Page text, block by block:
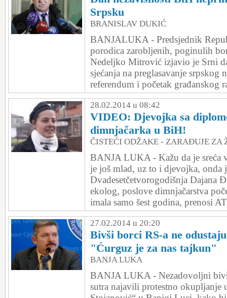
Srpsku
BRANISLAV DUKIĆ
BANJALUKA - Predsjednik
porodica zarobljenih, poginulih
Nedeljko Mitrović izjavio je Srni
sjećanja na preglasavanje srpskog
referendum i početak građanskog
28.02.2014 u 08:42
VIDEO: Djevojka sa
dimnjačarka u BiH!
ČISTEĆI ODŽAKE - ZARAĐUJE ZA
BANJA LUKA - Kažu da je sreća
je još mlad, uz to i djevojka, onda
Dvadesetčetvorogodišnja Dajana
ekolog, poslove dimnjačarstva
imala samo šest godina, prenosi
27.02.2014 u 20:20
Bivši borci RS-a ne
"Ćurguz je za nas tajkun"
BANJA LUKA
BANJA LUKA - Nezadovoljni
sutra najavili protestno okupljanje